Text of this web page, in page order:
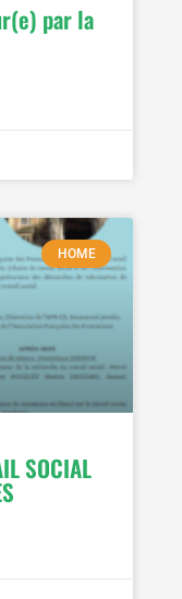
par la
HOME
SOCIAL